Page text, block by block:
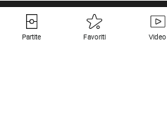
Partite Favoriti Video